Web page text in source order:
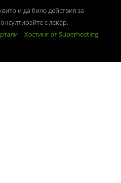
и да било действия за
с лекар.
| Хостинг от Superhosting